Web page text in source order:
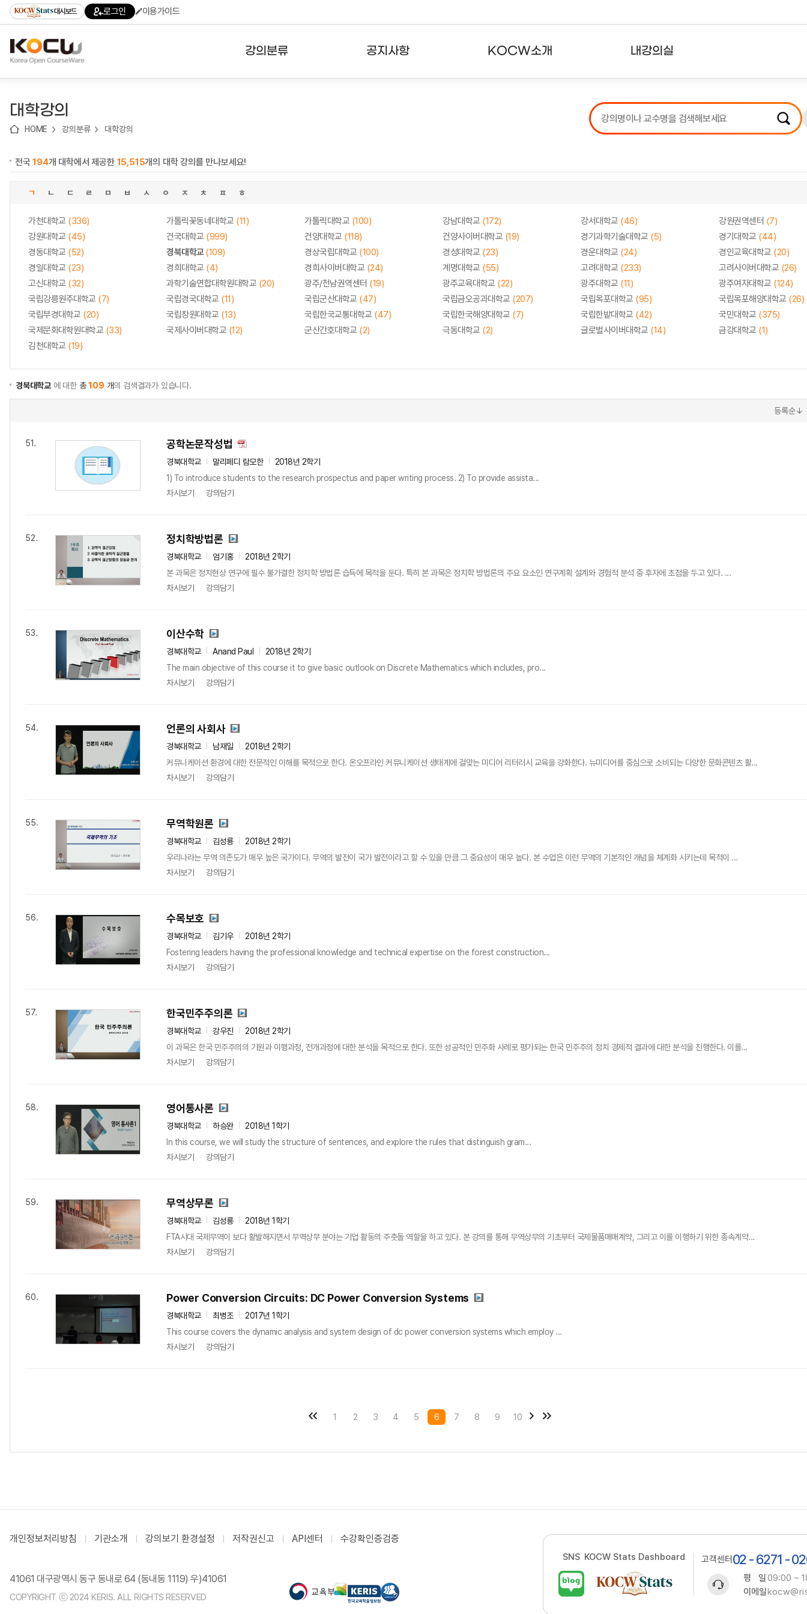
기
기
기
content)
가
대시보드 로그인 이용가이드
강의분류 공지사항 KOCW소개 내강의실
강의리스트
수강확인증강의
대학강의
HOME 강의분류 대학강의
전국194개 대학에서 제공한 15,515개의 대학 강의를 만나보세요!
ㄱ ㄴ ㄷ ㄹ ㅁ ㅂ ㅅ ㅇ ㅈ ㅊ ㅍ ㅎ
가천대학교 (336) 가톨릭꽃동네대학교 (11) 가톨릭대학교 (100) 강남대학교 (172) 강서대학교 (46) 강원권역센터 (7)
강원대학교 (45) 건국대학교 (999) 건양대학교 (118) 건양사이버대학교 (19) 경기과학기술대학교 (5) 경기대학교 (44)
경동대학교 (52) 경북대학교(109) 경상국립대학교 (100) 경성대학교 (23) 경운대학교 (24) 경인교육대학교 (20)
경일대학교 (23) 경희대학교 (4) 경희사이버대학교 (24) 계명대학교 (55) 고려대학교 (233) 고려사이버대학교 (26)
고신대학교 (32) 과학기술연합대학원대학교 (20) 광주/전남권역센터 (19) 광주교육대학교 (22) 광주대학교 (11) 광주여자대학교 (124)
국립강릉원주대학교 (7) 국립경국대학교 (11) 국립군산대학교 (47) 국립금오공과대학교 (207) 국립목포대학교 (95) 국립목포해양대학교 (26)
국립부경대학교 (20) 국립창원대학교 (13) 국립한국교통대학교 (47) 국립한국해양대학교 (7) 국립한밭대학교 (42) 국민대학교 (375)
국제문화대학원대학교 (33) 국제사이버대학교 (12) 군산간호대학교 (2) 극동대학교 (2) 글로벌사이버대학교 (14) 금강대학교 (1)
김천대학교 (19)
경북대학교 에 대한 총109 개의 검색결과가 있습니다.
등록순↓
51. 공학논문작성법
경북대학교 말리페디 람모한
2018년 2학기
1) To introduce students to the research prospectus and paper writing process. 2) To provide assista...
차시보기
강의담기
52. 정치학방법론
경북대학교 엄기홍
2018년 2학기
본 과목은 정치현상 연구에 필수 불가결한 정치학 방법론 습득에 목적을 둔다. 특히 본 과목은 정치학 방법론의 주요 요소인 연구계획 설계와 경험적 분석 중 후자에 초점을 두고 있다. ...
차시보기
강의담기
53. 이산수학
경북대학교 Anand Paul
2018년 2학기
The main objective of this course it to give basic outlook on Discrete Mathematics which includes, pro...
차시보기
강의담기
54. 언론의 사회사
경북대학교 남재일
2018년 2학기
커뮤니케이션 환경에 대한 전문적인 이해를 목적으로 한다. 온오프라인 커뮤니케이션 생태계에 걸맞는 미디어 리터러시 교육을 강화한다. 뉴미디어를 중심으로 소비되는 다양한 문화콘텐츠 활...
차시보기
강의담기
55. 무역학원론
경북대학교 김성룡
2018년 2학기
우리나라는 무역 의존도가 매우 높은 국가이다. 무역의 발전이 국가 발전이라고 할 수 있을 만큼 그 중요성이 매우 높다. 본 수업은 이런 무역의 기본적인 개념을 체계화 시키는데 목적이 ...
차시보기
강의담기
56. 수목보호
경북대학교 김기우
2018년 2학기
Fostering leaders having the professional knowledge and technical expertise on the forest construction...
차시보기
강의담기
57. 한국민주주의론
경북대학교 강우진
2018년 2학기
이 과목은 한국 민주주의의 기원과 이행과정, 전개과정에 대한 분석을 목적으로 한다. 또한 성공적인 민주화 사례로 평가되는 한국 민주주의 정치 경제적 결과에 대한 분석을 진행한다. 이를...
차시보기
강의담기
58. 영어통사론
경북대학교 하승완
2018년 1학기
In this course, we will study the structure of sentences, and explore the rules that distinguish gram...
차시보기
강의담기
59. 무역상무론
경북대학교 김성룡
2018년 1학기
FTA시대 국제무역이 보다 활발해지면서 무역상무 분야는 기업 활동의 주춧돌 역할을 하고 있다. 본 강의를 통해 무역상무의 기초부터 국제물품매매계약, 그리고 이를 이행하기 위한 종속계약...
차시보기
강의담기
60. Power Conversion Circuits: DC Power Conversion Systems
경북대학교 최병조
2017년 1학기
This course covers the dynamic analysis and system design of dc power conversion systems which employ ...
차시보기
강의담기
1 2 3 4 5 6 7 8 9 10
개인정보처리방침 기관소개 강의보기 환경설정 저작권신고 API센터 수강확인증검증
41061 대구광역시 동구 동내로 64 (동내동 1119) 우)41061
COPYRIGHT ⓒ 2024 KERIS. ALL RIGHTS RESERVED
SNS KOCW Stats Dashboard 고객센터 02 - 6271 -
평 일09:00 ~
이메일